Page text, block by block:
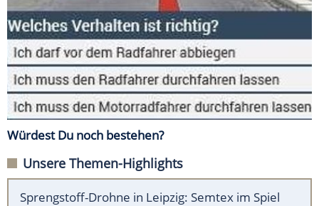
Würdest Du noch bestehen?
Unsere Themen-Highlights
Sprengstoff-Drohne in Leipzig: Semtex im Spiel